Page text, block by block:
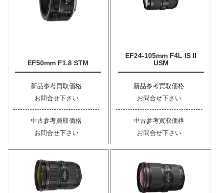
EF50mm F1.8 STM
新品参考買取価格
お問合せ下さい
中古参考買取価格
お問合せ下さい
EF24-105mm F4L IS II
USM
新品参考買取価格
お問合せ下さい
中古参考買取価格
お問合せ下さい